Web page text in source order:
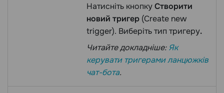
Натисніть кнопкуСтворити
новий тригер (Create new
trigger). Виберіть тип тригеру.
Читайте докладніше:Як
керувати тригерами ланцюжків
чат-бота.